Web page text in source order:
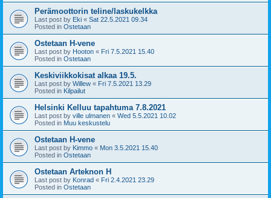
Perämoottorin teline/laskukelkka
Last post by Eki « Sat 22.5.2021 09.34
Posted in Ostetaan
Ostetaan H-vene
Last post by Hooton « Fri 7.5.2021 15.40
Posted in Ostetaan
Keskiviikkokisat alkaa 19.5.
Last post by Willew « Fri 7.5.2021 13.29
Posted in Kilpailut
Helsinki Kelluu tapahtuma 7.8.2021
Last post by ville ulmanen « Wed 5.5.2021 10.02
Posted in Muu keskustelu
Ostetaan H-vene
Last post by Kimmo « Mon 3.5.2021 15.40
Posted in Ostetaan
Ostetaan Arteknon H
Last post by Konrad « Fri 2.4.2021 23.29
Posted in Ostetaan